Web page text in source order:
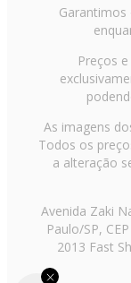
Preços
As imagens
Todos os
a alteração
Avenida Zaki
Paulo/SP,
2013 Fast